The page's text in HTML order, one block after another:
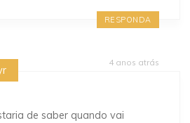
RESPONDA
4 anos atrás
de saber quando vai